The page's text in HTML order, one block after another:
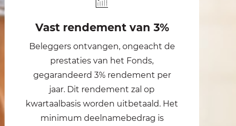
Vast rendement van 3%
Beleggers ontvangen, ongeacht de
prestaties van het Fonds,
gegarandeerd 3% rendement per
jaar. Dit rendement zal op
kwartaalbasis worden uitbetaald. Het
minimum deelnamebedrag is